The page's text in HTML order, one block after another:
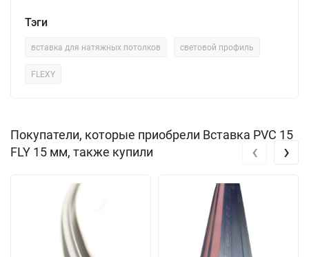
Тэги
вставка для натяжных потолков световой профиль
FLEXY
Покупатели, которые приобрели Вставка PVC 15
FLY 15 мм, также купили
‹ ›